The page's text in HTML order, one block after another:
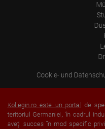
Cookie- und
Kollegin.ro este un portal
de
teritoriul Germaniei, în cadrul
aveţi succes în mod specific